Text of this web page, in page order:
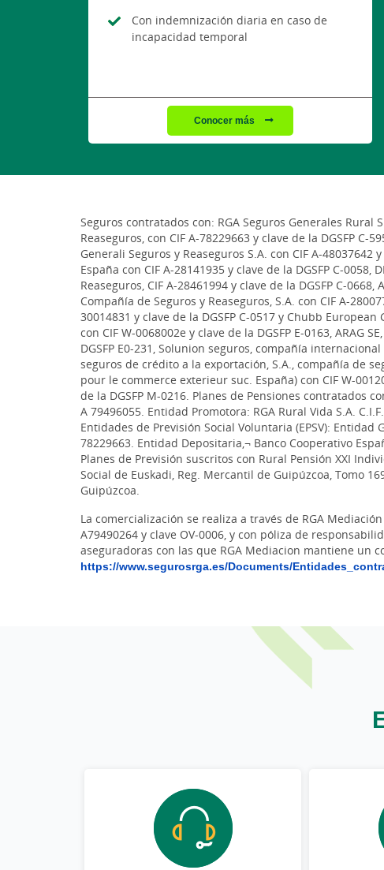
Con indemnización diaria en caso de
incapacidad temporal
Conocer más
Seguros contratados con: RGA Seguros Generales Rural
Reaseguros, con CIF A-78229663 y clave de la DGSFP
Generali Seguros y Reaseguros S.A. con CIF A-48037642
España con CIF A-28141935 y clave de la DGSFP C-0058,
Reaseguros, CIF A-28461994 y clave de la DGSFP C-
Compañía de Seguros y Reaseguros, S.A. con CIF A-
30014831 y clave de la DGSFP C-0517 y Chubb
con CIF W-0068002e y clave de la DGSFP E-0163, ARAG
DGSFP E0-231, Solunion seguros, compañía
seguros de crédito a la exportación, S.A., compañía de
pour le commerce exterieur suc. España) con CIF W-
de la DGSFP M-0216. Planes de Pensiones contratados
A 79496055. Entidad Promotora: RGA Rural Vida S.A.
Entidades de Previsión Social Voluntaria (EPSV): Entidad
78229663. Entidad Depositaria,¬ Banco Cooperativo
Planes de Previsión suscritos con Rural Pensión XXI
Social de Euskadi, Reg. Mercantil de Guipúzcoa, Tomo
Guipúzcoa.
La comercialización se realiza a través de RGA
A79490264 y clave OV-0006, y con póliza de
aseguradoras con las que RGA Mediacion mantiene un
https://www.segurosrga.es/Documents/